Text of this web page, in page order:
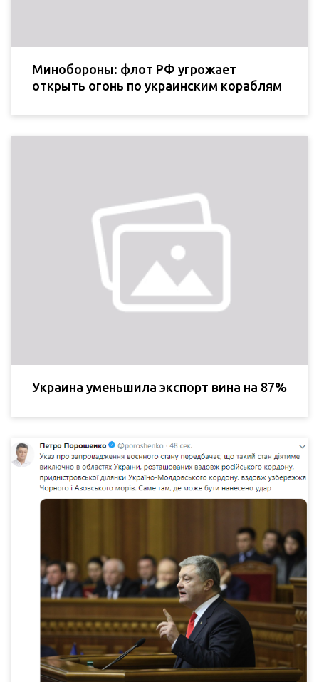
Минобороны: флот РФ угрожает
открыть огонь по украинским кораблям
Украина уменьшила экспорт вина на 87%